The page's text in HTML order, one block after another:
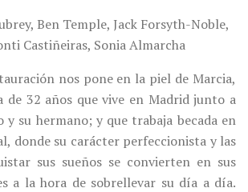
Ben Temple, Jack Forsyth-Noble,
Castiñeiras, Sonia Almarcha
nos pone en la piel de Marcia,
de 32 años que vive en Madrid junto a
y su hermano; y que trabaja becada en
donde su carácter perfeccionista y las
sus sueños se convierten en sus
a la hora de sobrellevar su día a día.